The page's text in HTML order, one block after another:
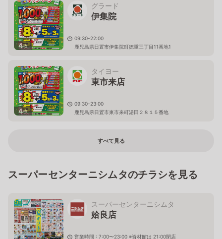
4枚
グラード
伊集院
09:30-22:00
鹿児島県日置市伊集院町徳重三丁目11番地1
4枚
タイヨー
東市来店
09:30-23:00
鹿児島県日置市東市来町湯田２８１５番地
すべて見る
スーパーセンターニシムタのチラシを見る
スーパーセンターニシムタ
姶良店
営業時間 : 7:00〜23:00 ※資材館は 21:00閉店